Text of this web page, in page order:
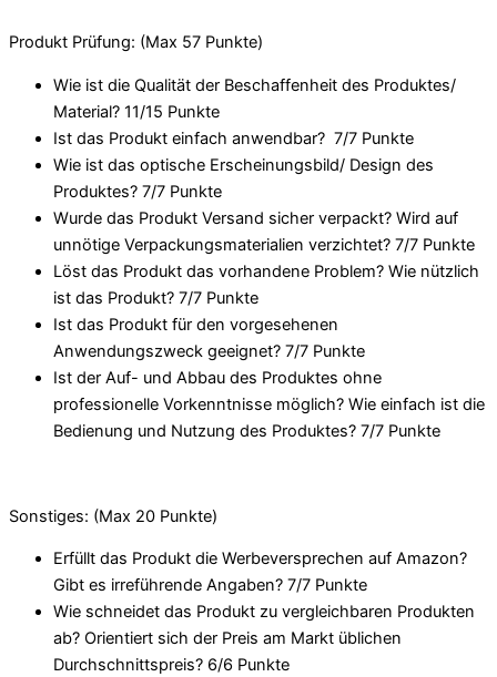
Produkt Prüfung: (Max 57 Punkte)
Wie ist die Qualität der Beschaffenheit des Produktes/
Material? 11/15 Punkte
Ist das Produkt einfach anwendbar? 7/7 Punkte
Wie ist das optische Erscheinungsbild/ Design des
Produktes? 7/7 Punkte
Wurde das Produkt Versand sicher verpackt? Wird auf
unnötige Verpackungsmaterialien verzichtet? 7/7 Punkte
Löst das Produkt das vorhandene Problem? Wie nützlich
ist das Produkt? 7/7 Punkte
Ist das Produkt für den vorgesehenen
Anwendungszweck geeignet? 7/7 Punkte
Ist der Auf- und Abbau des Produktes ohne
professionelle Vorkenntnisse möglich? Wie einfach ist die
Bedienung und Nutzung des Produktes? 7/7 Punkte
Sonstiges: (Max 20 Punkte)
Erfüllt das Produkt die Werbeversprechen auf Amazon?
Gibt es irreführende Angaben? 7/7 Punkte
Wie schneidet das Produkt zu vergleichbaren Produkten
ab? Orientiert sich der Preis am Markt üblichen
Durchschnittspreis? 6/6 Punkte